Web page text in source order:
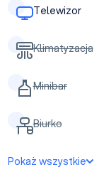
Telewizor
Klimatyzacja
Minibar
Biurko
Pokaż wszystkie